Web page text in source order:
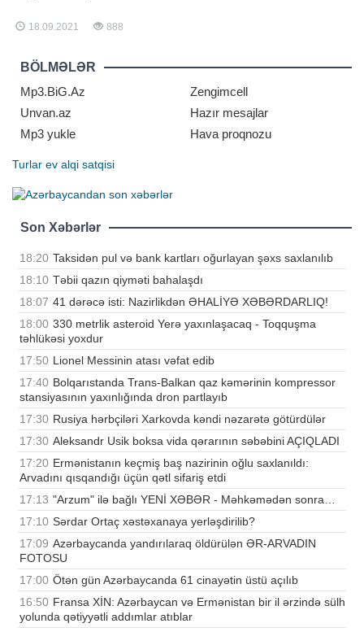
ki, "SpaceX" kosmos turistlərinin ilk
görüntülərini yayımlayıb. Həmin
18.09.2021 888
BÖLMƏLƏR
Mp3.BiG.Az
Zengimcell
Unvan.az
Hazır mesajlar
Mp3 yukle
Hava proqnozu
Turlar ev alqi satqisi
Son Xəbərlər
18:20 Taksidən pul və bank kartları oğurlayan şəxs saxlanılıb
18:10 Təbii qazın qiyməti bahalaşdı
18:07 41 dərəcə isti: Nazirlikdən ƏHALİYƏ XƏBƏRDARLIQ!
18:00 330 metrlik asteroid Yerə yaxınlaşacaq - Toqquşma
təhlükəsi yoxdur
17:50 Lionel Messinin atası vəfat edib
17:40 Bolqarıstanda Trans-Balkan qaz kəmərinin kompressor
stansiyasının yaxınlığında dron partlayıb
17:30 Rusiya hərbçiləri Xarkovda kəndi nəzarətə götürdülər
17:30 Aleksandr Usik boksa vida qərarının səbəbini AÇIQLADI
17:20 Ermənistanın keçmiş baş nazirinin oğlu saxlanıldı:
Arvadını qısqandığı üçün qətl sifariş etdi
17:13 "Arzum" ilə bağlı YENİ XƏBƏR - Məhkəmədən sonra…
17:10 Sərdar Ortaç xəstəxanaya yerləşdirilib?
17:09 Azərbaycanda yandırılaraq öldürülən ƏR-ARVADIN
FOTOSU
17:00 Ötən gün Azərbaycanda 61 cinayətin üstü açılıb
16:50 Fransa XİN: Azərbaycan və Ermənistan bir il ərzində sülh
yolunda qətiyyətli addımlar atıblar